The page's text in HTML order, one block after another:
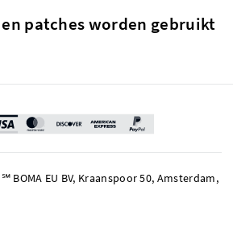
en patches worden gebruikt
BOMA EU BV, Kraanspoor 50, Amsterdam,